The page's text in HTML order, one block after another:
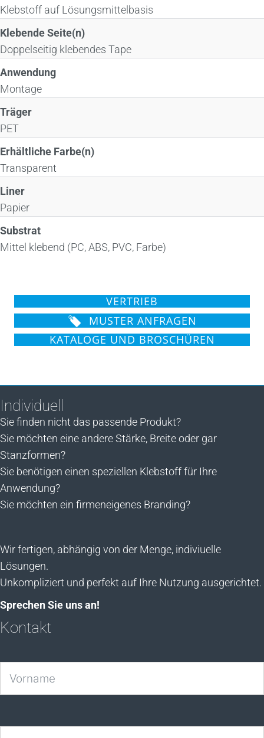
Klebstoff auf Lösungsmittelbasis
Klebende Seite(n)
Doppelseitig klebendes Tape
Anwendung
Montage
Träger
PET
Erhältliche Farbe(n)
Transparent
Liner
Papier
Substrat
Mittel klebend (PC, ABS, PVC, Farbe)
VERTRIEB
MUSTER ANFRAGEN
KATALOGE UND BROSCHÜREN
Individuell
Sie finden nicht das passende Produkt?
Sie möchten eine andere Stärke, Breite oder gar
Stanzformen?
Sie benötigen einen speziellen Klebstoff für Ihre
Anwendung?
Sie möchten ein firmeneigenes Branding?
Wir fertigen, abhängig von der Menge, indiviuelle
Lösungen.
Unkompliziert und perfekt auf Ihre Nutzung ausgerichtet.
Sprechen Sie uns an!
Kontakt